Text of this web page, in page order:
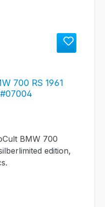
700 RS 1961
BMW 700
edition,